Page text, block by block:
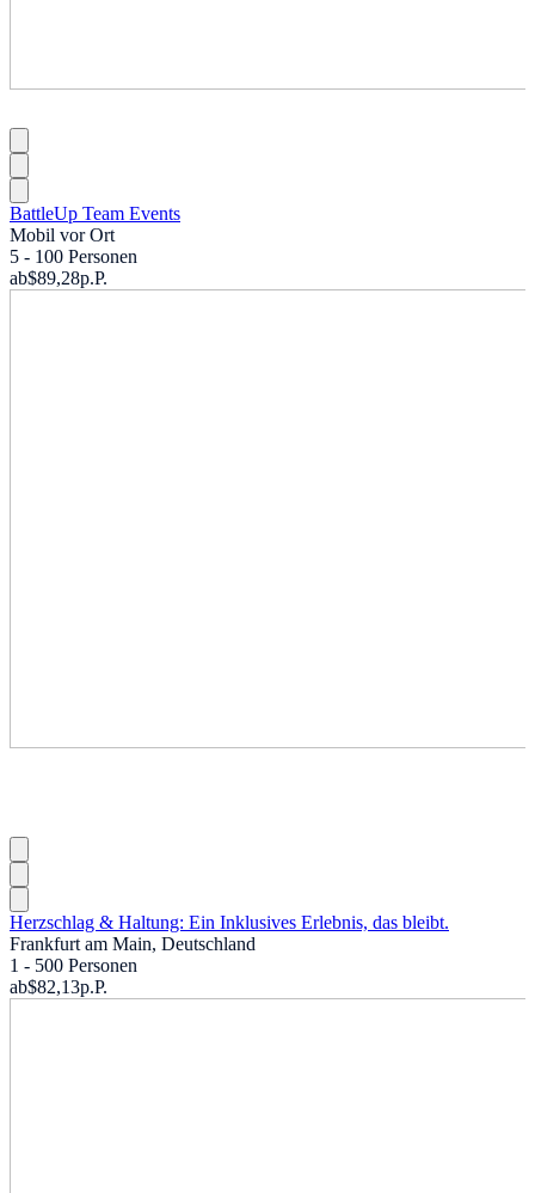
BattleUp Team Events
Mobil vor Ort
5 - 100 Personen
ab$89,28p.P.
Herzschlag & Haltung: Ein Inklusives Erlebnis, das bleibt.
Frankfurt am Main, Deutschland
1 - 500 Personen
ab$82,13p.P.